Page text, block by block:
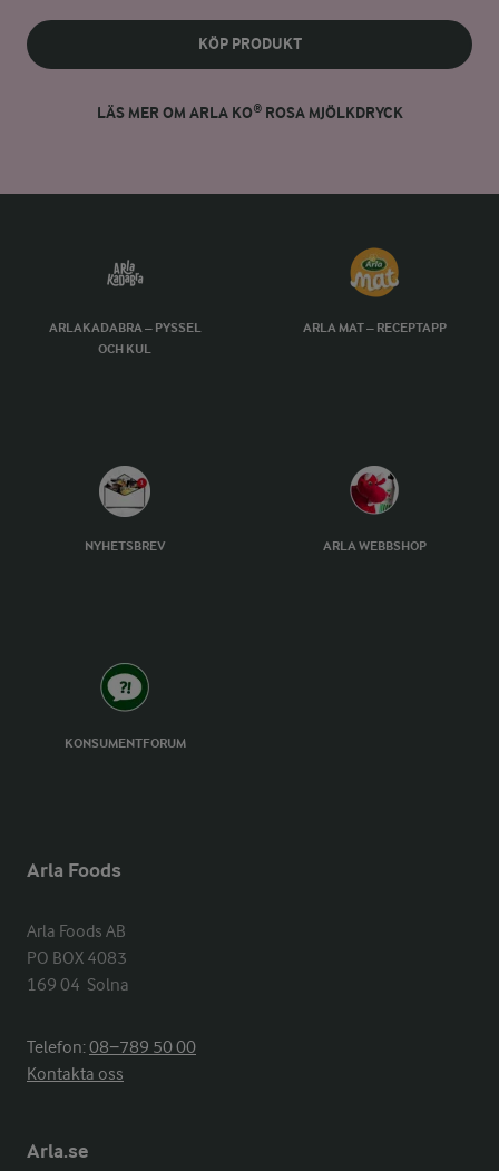
KÖP PRODUKT
LÄS MER OM ARLA KO® ROSA MJÖLKDRYCK
ARLAKADABRA – PYSSEL
OCH KUL
ARLA MAT – RECEPTAPP
NYHETSBREV ARLA WEBBSHOP
KONSUMENTFORUM
Arla Foods
Arla Foods AB
PO BOX 4083
169 04  Solna
Telefon:08−789 50 00
Kontakta oss
Arla.se